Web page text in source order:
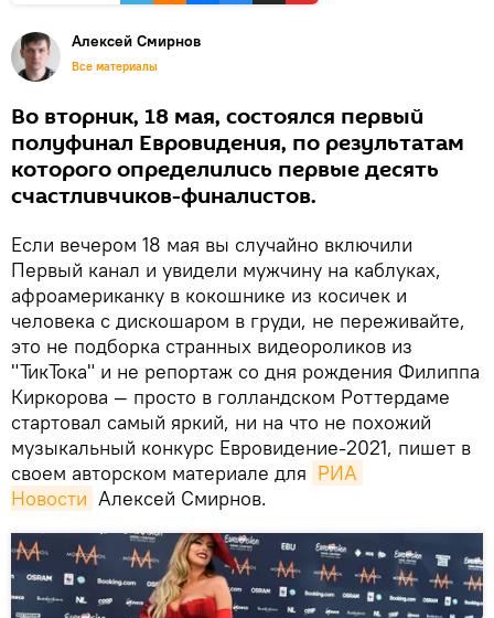
Алексей Смирнов
Все материалы
Во вторник, 18 мая, состоялся первый
полуфинал Евровидения, по результатам
которого определились первые десять
счастливчиков-финалистов.
Если вечером 18 мая вы случайно включили
Первый канал и увидели мужчину на каблуках,
афроамериканку в кокошнике из косичек и
человека с дискошаром в груди, не переживайте,
это не подборка странных видеороликов из
"ТикТока" и не репортаж со дня рождения Филиппа
Киркорова — просто в голландском Роттердаме
стартовал самый яркий, ни на что не похожий
музыкальный конкурс Евровидение-2021, пишет в
своем авторском материале для РИА
Новости Алексей Смирнов.